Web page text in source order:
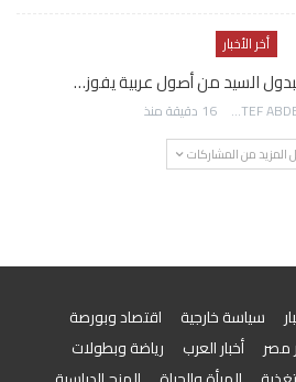
أخر الأخبار
السيد من أصول عربية يفوز…
AWATEF ABDELHAMED 16 دقيقة منذ
المزيد من المشاركات
سياسة خارجية
اقتصاد وبورصة
مصر أخبار العرب
رياضة وبطولات